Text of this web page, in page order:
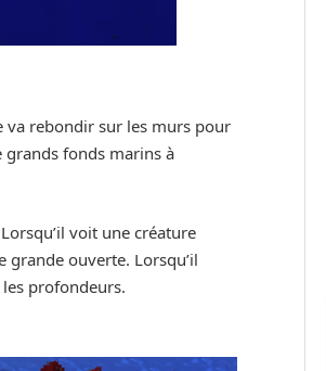
va rebondir sur les murs pour
fonds marins à
voit une créature
grande ouverte. Lorsqu’il
les profondeurs.